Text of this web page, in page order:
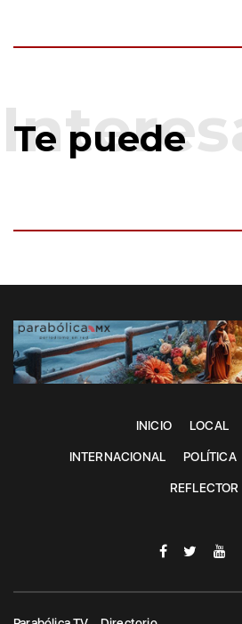
Te puede
INICIO LOCAL
INTERNACIONAL POLÍTICA
REFLECTOR